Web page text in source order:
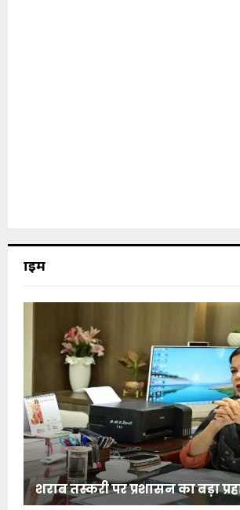
क्राइम
शराब तस्करी पर प्रशासन का बड़ा